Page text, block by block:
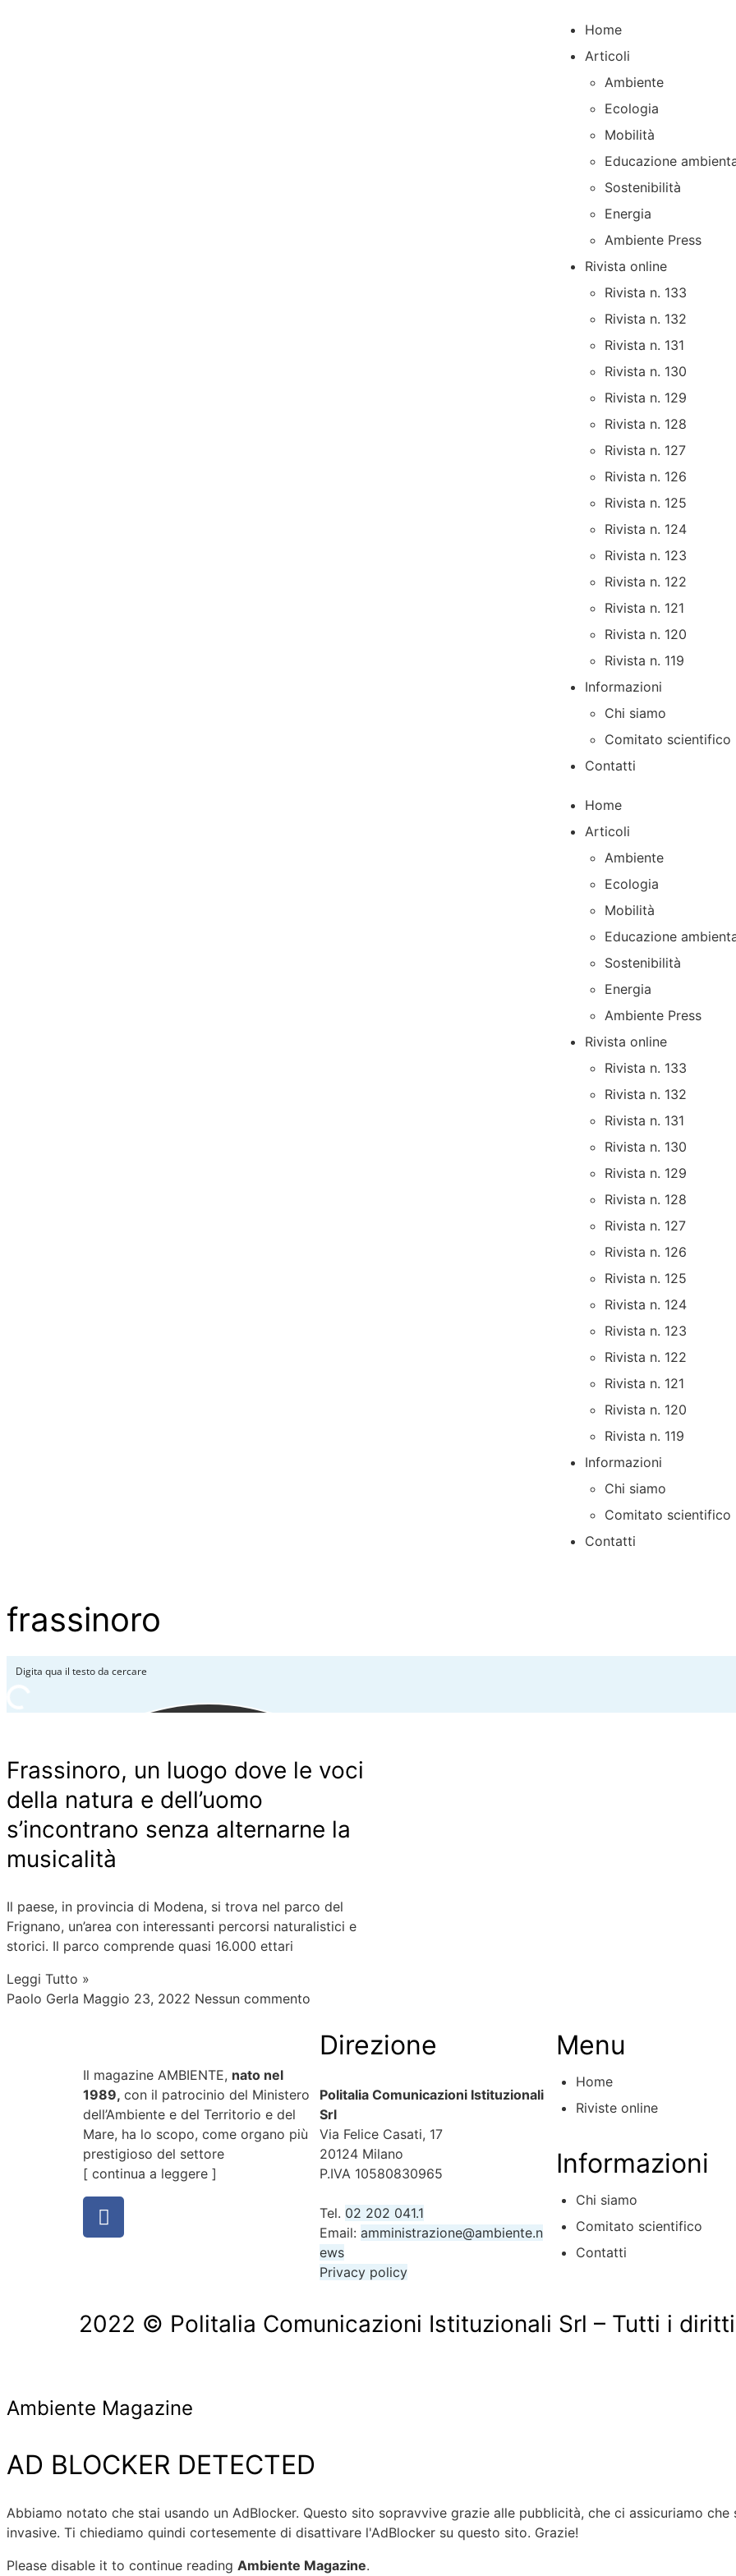
Home
Articoli
Ambiente
Ecologia
Mobilità
Educazione
Sostenibilità
Energia
Ambiente Press
Rivista online
Rivista n. 133
Rivista n. 132
Rivista n. 131
Rivista n. 130
Rivista n. 129
Rivista n. 128
Rivista n. 127
Rivista n. 126
Rivista n. 125
Rivista n. 124
Rivista n. 123
Rivista n. 122
Rivista n. 121
Rivista n. 120
Rivista n. 119
Informazioni
Chi siamo
Comitato scientifico
Contatti
Home
Articoli
Ambiente
Ecologia
Mobilità
Educazione
Sostenibilità
Energia
Ambiente Press
Rivista online
Rivista n. 133
Rivista n. 132
Rivista n. 131
Rivista n. 130
Rivista n. 129
Rivista n. 128
Rivista n. 127
Rivista n. 126
Rivista n. 125
Rivista n. 124
Rivista n. 123
Rivista n. 122
Rivista n. 121
Rivista n. 120
Rivista n. 119
Informazioni
Chi siamo
Comitato scientifico
Contatti
frassinoro
Frassinoro, un luogo dove le voci
della natura e dell’uomo
s’incontrano senza alternarne la
musicalità
Il paese, in provincia di Modena, si trova nel parco del
Frignano, un’area con interessanti percorsi naturalistici e
storici. Il parco comprende quasi 16.000 ettari
Leggi Tutto »
Paolo Gerla Maggio 23, 2022 Nessun commento
Il magazine AMBIENTE, nato nel
1989, con il patrocinio del Ministero
dell’Ambiente e del Territorio e del
Mare, ha lo scopo, come organo più
prestigioso del settore
[ continua a leggere ]
Direzione
Politalia Comunicazioni Istituzionali
Srl
Via Felice Casati, 17
20124 Milano
P.IVA 10580830965
Tel. 02 202 041.1
Email: amministrazione@ambiente.n
ews
Privacy policy
Menu
Home
Riviste online
Informazioni
Chi siamo
Comitato scientifico
Contatti
2022 © Politalia Comunicazioni Istituzionali Srl – Tutti i
Ambiente Magazine
AD BLOCKER DETECTED
Abbiamo notato che stai usando un AdBlocker. Questo sito sopravvive grazie alle pubblicità, che ci assicuriamo
invasive. Ti chiediamo quindi cortesemente di disattivare l'AdBlocker su questo sito. Grazie!
Please disable it to continue reading Ambiente Magazine.